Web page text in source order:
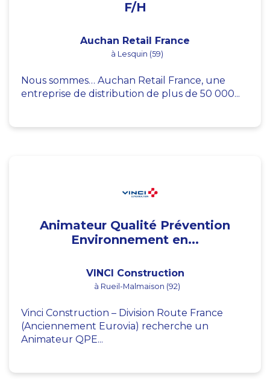
F/H
Auchan Retail France
à Lesquin (59)
Nous sommes… Auchan Retail France, une
entreprise de distribution de plus de 50 000...
Animateur Qualité Prévention
Environnement en...
VINCI Construction
à Rueil-Malmaison (92)
Vinci Construction – Division Route France
(Anciennement Eurovia) recherche un
Animateur QPE...